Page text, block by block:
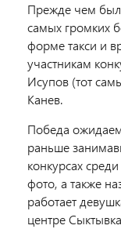
Прежде чем
самых громких
форме такси и
участникам
Исупов (тот
Канев.
Победа
раньше
конкурсах
фото, а также
работает
центре